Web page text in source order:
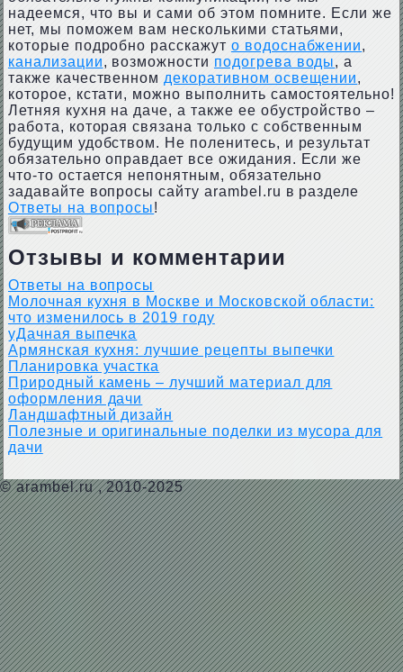
надеемся, что вы и сами об этом помните. Если же
нет, мы поможем вам несколькими статьями,
которые подробно расскажут о водоснабжении,
канализации, возможности подогрева воды, а
также качественном декоративном освещении,
которое, кстати, можно выполнить самостоятельно!
Летняя кухня на даче, а также ее обустройство –
работа, которая связана только с собственным
будущим удобством. Не поленитесь, и результат
обязательно оправдает все ожидания. Если же
что-то остается непонятным, обязательно
задавайте вопросы сайту arambel.ru в разделе
Ответы на вопросы!
Отзывы и комментарии
Ответы на вопросы
Молочная кухня в Москве и Московской области:
что изменилось в 2019 году
уДачная выпечка
Армянская кухня: лучшие рецепты выпечки
Планировка участка
Природный камень – лучший материал для
оформления дачи
Ландшафтный дизайн
Полезные и оригинальные поделки из мусора для
дачи
© arambel.ru, 2010-2025